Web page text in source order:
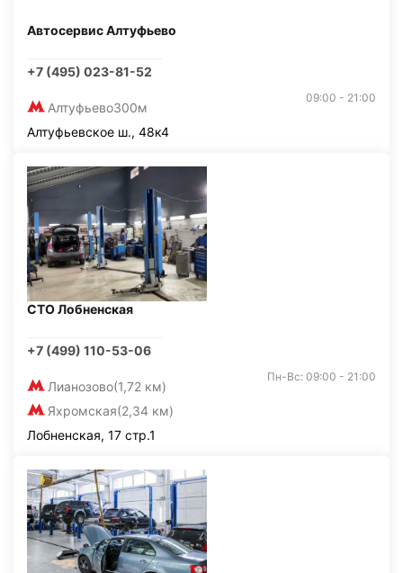
Автосервис Алтуфьево
+7 (495) 023-81-52
Алтуфьево300м
09:00 - 21:00
Алтуфьевское ш., 48к4
СТО Лобненская
+7 (499) 110-53-06
Лианозово(1,72 км)
Яхромская(2,34 км)
Пн-Вс: 09:00 - 21:00
Лобненская, 17 стр.1